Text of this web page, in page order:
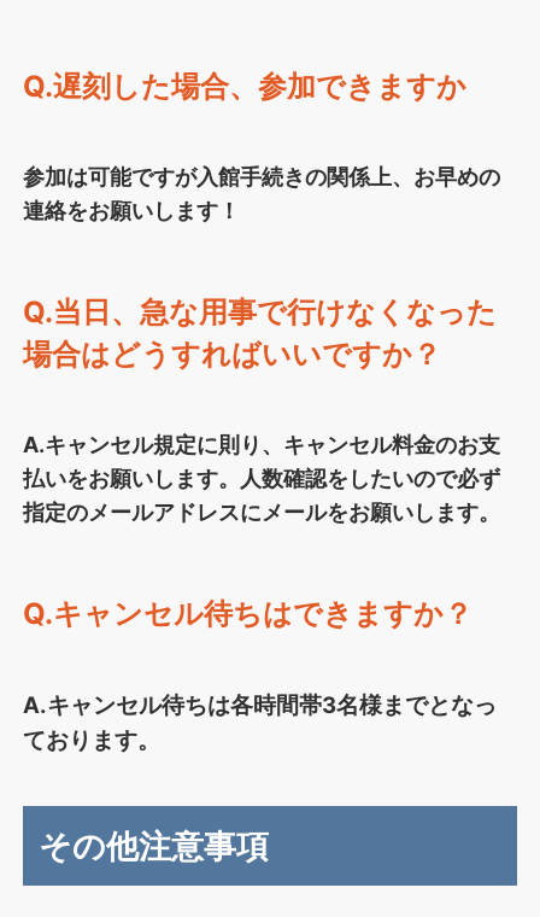
Q.遅刻した場合、参加できますか
参加は可能ですが入館手続きの関係上、お早めの
連絡をお願いします！
Q.当日、急な用事で行けなくなった
場合はどうすればいいですか？
A.キャンセル規定に則り、キャンセル料金のお支
払いをお願いします。人数確認をしたいので必ず
指定のメールアドレスにメールをお願いします。
Q.キャンセル待ちはできますか？
A.キャンセル待ちは各時間帯3名様までとなっ
ております。
その他注意事項